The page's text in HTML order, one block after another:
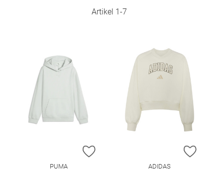
Artikel 1-7
ZUR WUNSCHLISTE HINZUFÜGEN
PUMA
ZUR
ADIDAS